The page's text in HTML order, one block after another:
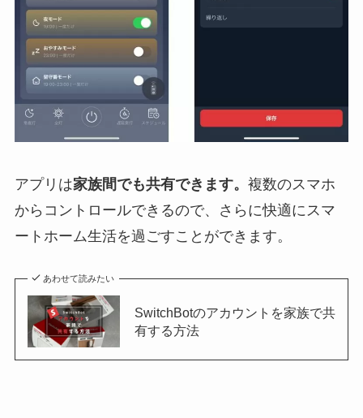
アプリは家族間でも共有できます。 複数のスマホ
からコントロールできるので、さらに快適にスマ
ートホーム生活を過ごすことができます。
あわせて読みたい
SwitchBotのアカウントを家族で共
有する方法